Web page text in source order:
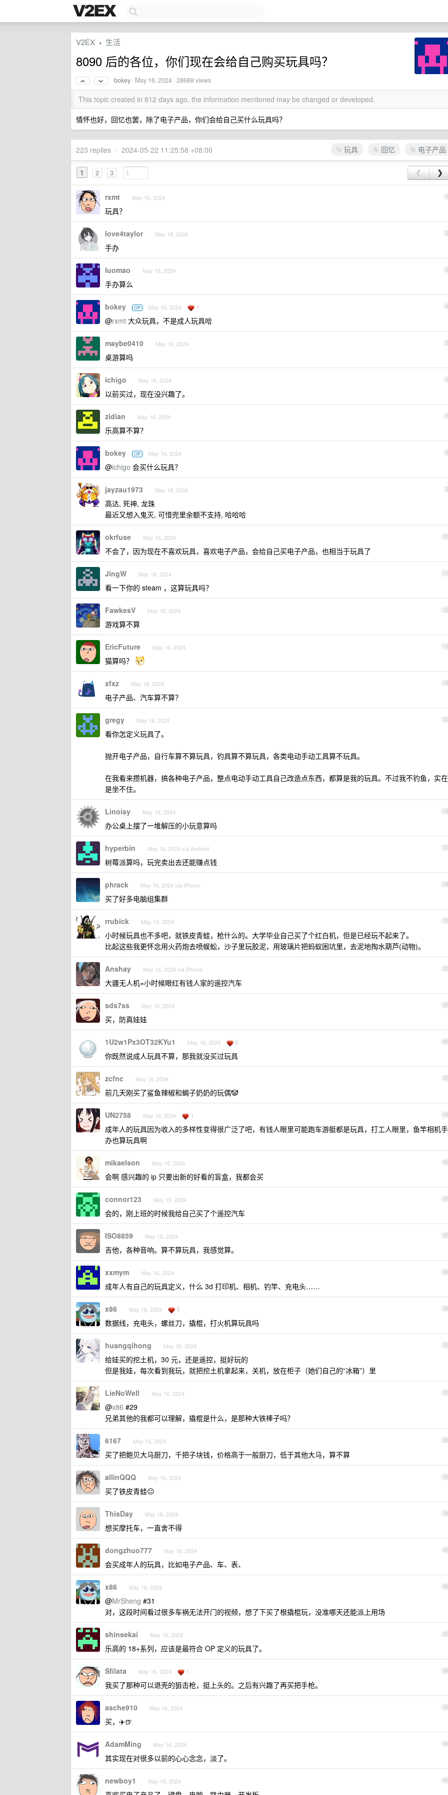
V2EX › 生活
8090 后的各位，你们现在会给自己购买玩具吗？
bokey · May 16, 2024 · 28688 views
This topic created in 812 days ago, the information mentioned may be changed or developed.
情怀也好，回忆也罢，除了电子产品，你们会给自己买什么玩具吗？
玩具 回忆 电子产品
223 replies • 2024-05-22 11:25:58 +08:00
1 2 3 ❮ ❯
1
rxmt May 16, 2024
玩具？
2
love4taylor May 16, 2024
手办
3
luomao May 16, 2024
手办算么
4
bokey OP May 16, 2024 1
@rxmt 大众玩具，不是成人玩具哈
5
maybe0410 May 16, 2024
桌游算吗
6
ichigo May 16, 2024
以前买过，现在没兴趣了。
7
zidian May 16, 2024
乐高算不算？
8
bokey OP May 16, 2024
@ichigo 会买什么玩具？
9
jayzau1973 May 16, 2024
高达, 死神, 龙珠
最近又想入鬼灭, 可惜兜里余额不支持, 哈哈哈
10
okrfuse May 16, 2024
不会了，因为现在不喜欢玩具，喜欢电子产品，会给自己买电子产品，也相当于玩具了
11
JingW May 16, 2024
看一下你的 steam ，这算玩具吗？
12
FawkesV May 16, 2024
游戏算不算
13
EricFuture May 16, 2024
猫算吗？
14
xfxz May 16, 2024
电子产品、汽车算不算？
15
gregy May 16, 2024
看你怎定义玩具了。
抛开电子产品，自行车算不算玩具，钓具算不算玩具，各类电动手动工具算不玩具。
在我看来攒机器，搞各种电子产品，整点电动手动工具自己改造点东西，都算是我的玩具。不过我不钓鱼，实在
是坐不住。
16
Linoisy May 16, 2024
办公桌上摆了一堆解压的小玩意算吗
17
hyperbin May 16, 2024 via Android
树莓派算吗，玩完卖出去还能赚点钱
18
phrack May 16, 2024 via iPhone
买了好多电脑组集群
19
rrubick May 16, 2024
小时候玩具也不多吧，就铁皮青蛙，枪什么的。大学毕业自己买了个红白机，但是已经玩不起来了。
比起这些我更怀念用火药炮去喷蜈蚣，沙子里玩胶泥，用玻璃片把蚂蚁困坑里，去泥地掏水葫芦(动物)。
20
Anshay May 16, 2024 via iPhone
大疆无人机=小时候眼红有钱人家的遥控汽车
21
sds7ss May 16, 2024
买，防真娃娃
22
1U2w1Px3OT32KYu1 May 16, 2024 8
你既然说成人玩具不算，那我就没买过玩具
23
zcfnc May 16, 2024
前几天刚买了鲨鱼辣椒和蝎子奶奶的玩偶🤡
24
UN2758 May 16, 2024 1
成年人的玩具因为收入的多样性变得很广泛了吧，有钱人眼里可能跑车游艇都是玩具，打工人眼里，鱼竿相机手
办也算玩具啊
25
mikaelson May 16, 2024
会啊 感兴趣的 ip 只要出新的好看的盲盒，我都会买
26
connor123 May 16, 2024
会的，刚上班的时候我给自己买了个遥控汽车
27
ISO8859 May 16, 2024
吉他，各种音响。算不算玩具，我感觉算。
28
xxmym May 16, 2024
成年人有自己的玩具定义，什么 3d 打印机、相机、钓竿、充电头……
29
x86 May 16, 2024 3
数据线，充电头，螺丝刀，撬棍，打火机算玩具吗
30
huangqihong May 16, 2024
给娃买的挖土机，30 元，还是遥控，挺好玩的
但是我娃，每次看到我玩，就把挖土机拿起来，关机，放在柜子（她们自己的“冰箱”）里
31
LieNoWell May 16, 2024
@x86 #29
兄弟其他的我都可以理解，撬棍是什么，是那种大铁棒子吗？
32
6167 May 16, 2024
买了把鲍贝大马厨刀，千把子块钱，价格高于一般厨刀，低于其他大马，算不算
33
allinQQQ May 16, 2024
买了铁皮青蛙😐
34
ThisDay May 16, 2024
想买摩托车，一直舍不得
35
dongzhuo777 May 16, 2024
会买成年人的玩具，比如电子产品、车、表、
36
x86 May 16, 2024
@MrSheng #31
对，这段时间看过很多车祸无法开门的视频，想了下买了根撬棍玩，没准哪天还能派上用场
37
shinsekai May 16, 2024
乐高的 18+系列，应该是最符合 OP 定义的玩具了。
38
Sfilata May 16, 2024 1
我买了那种可以退壳的狙击枪，挺上头的。之后有兴趣了再买把手枪。
39
asche910 May 16, 2024
买，✈️🍺
40
AdamMing May 16, 2024
其实现在对很多以前的心心念念，淡了。
41
newboy1 May 16, 2024